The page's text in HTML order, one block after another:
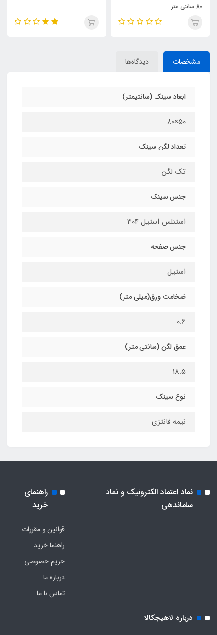
80 سانتی متر
مشخصات دیدگاه‌ها
ابعاد سینک (سانتیمتر)
50×80
تعداد لگن سینک
تک لگن
جنس سینک
استنلس استیل 304
جنس صفحه
استیل
ضخامت ورق(میلی متر)
0.6
عمق لگن (سانتی متر)
18.5
نوع سینک
نیمه فانتزی
نماد اعتماد الکترونیک و نماد
ساماندهی
راهنمای
خرید
قوانین و مقررات
راهنما خرید
حریم خصوصی
درباره ما
تماس با ما
درباره لاهیجکالا